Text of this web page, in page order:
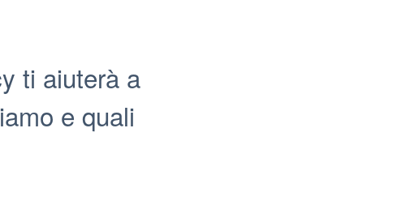
ti aiuterà a
e quali